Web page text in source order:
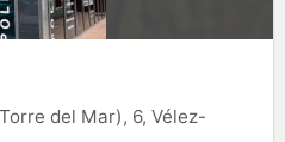
del Mar), 6, Vélez-